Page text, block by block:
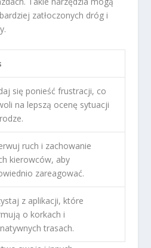
zatłoczonych dróg i
się ponieść frustracji, co
na lepszą ocenę sytuacji
ruch i zachowanie
kierowców, aby
zareagować.
z aplikacji, które
o korkach i
trasach.